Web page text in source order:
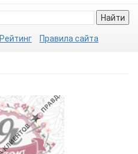
Найти
Рейтинг Правила сайта